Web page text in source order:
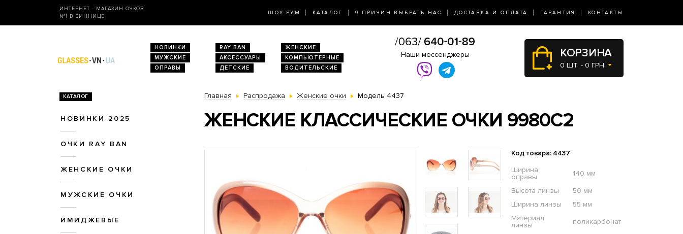
ИНТЕРНЕТ - МАГАЗИН ОЧКОВ
№1 В ВИННИЦЕ
ШОУ-РУМ КАТАЛОГ 9 ПРИЧИН ВЫБРАТЬ НАС ДОСТАВКА И ОПЛАТА ГАРАНТИЯ КОНТАКТЫ
НОВИНКИ RAY BAN
ЖЕНСКИЕ
МУЖСКИЕ
АКСЕССУАРЫ
КОМПЬЮТЕРНЫЕ
ОПРАВЫ
ДЕТСКИЕ ВОДИТЕЛЬСКИЕ
Наши мессенджеры КОРЗИНА
0 ШТ. - 0 ГРН.
КАТАЛОГ
НОВИНКИ 2025
ОЧКИ RAY BAN
ЖЕНСКИЕ ОЧКИ
МУЖСКИЕ ОЧКИ
ИМИДЖЕВЫЕ
Главная Распродажа Женские очки Модель 4437
ЖЕНСКИЕ КЛАССИЧЕСКИЕ ОЧКИ 9980C2
Код товара: 4437
Ширина
оправы
140 мм
Высота линзы
50 мм
Ширина линзы
55 мм
Материал
линзы
поликарбонат